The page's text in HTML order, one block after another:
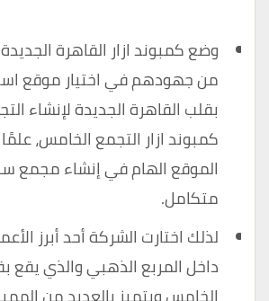
وضع كمبوند ازار القاهرة الجديدة
من جهودهم في اختيار موقع
بقلب القاهرة الجديدة لإنشاء
كمبوند ازار التجمع الخامس،
الموقع الهام في إنشاء مجمع
متكامل.
لذلك اختارت الشركة أحد أبرز
داخل المربع الذهبي والذي يقع